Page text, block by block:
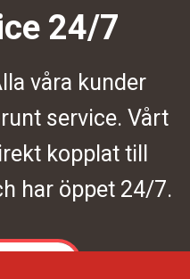
24/7
våra kunder
service. Vårt
kopplat till
har öppet 24/7.